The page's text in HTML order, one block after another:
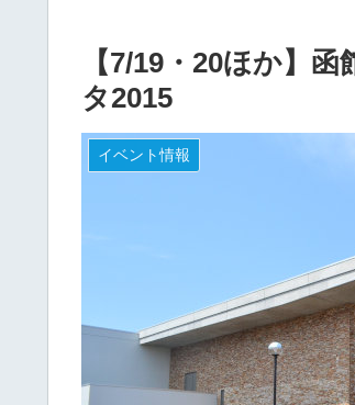
【7/19・20ほか】
タ2015
イベント情報